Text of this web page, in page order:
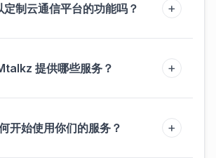
定制云通信平台的功能吗？ +
提供哪些服务？ +
开始使用你们的服务？ +